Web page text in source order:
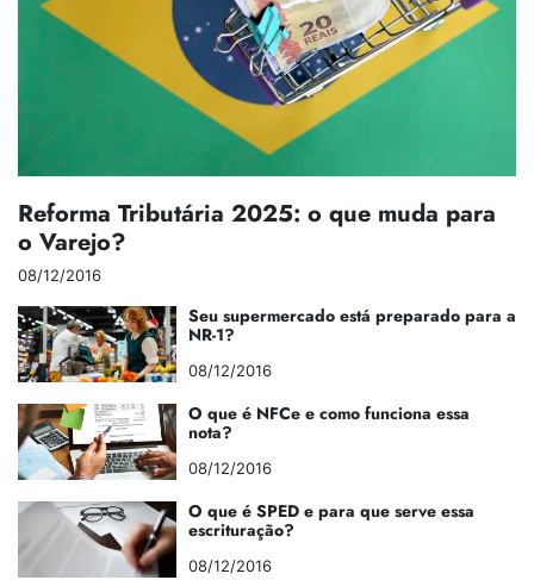
Reforma Tributária 2025: o que muda para
o Varejo?
08/12/2016
Seu supermercado está preparado para a
NR-1?
08/12/2016
O que é NFCe e como funciona essa
nota?
08/12/2016
O que é SPED e para que serve essa
escrituração?
08/12/2016